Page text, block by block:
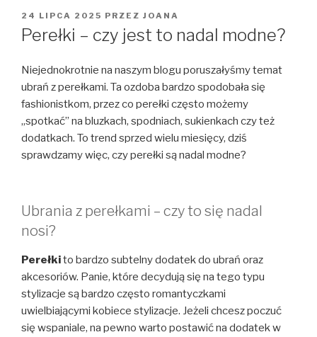
OPUBLIKOWANE
W
24 LIPCA 2025 PRZEZ JOANA
Perełki – czy jest to nadal modne?
Niejednokrotnie na naszym blogu poruszałyśmy temat
ubrań z perełkami. Ta ozdoba bardzo spodobała się
fashionistkom, przez co perełki często możemy
„spotkać” na bluzkach, spodniach, sukienkach czy też
dodatkach. To trend sprzed wielu miesięcy, dziś
sprawdzamy więc, czy perełki są nadal modne?
Ubrania z perełkami – czy to się nadal
nosi?
Perełkito bardzo subtelny dodatek do ubrań oraz
akcesoriów. Panie, które decydują się na tego typu
stylizacje są bardzo często romantyczkami
uwielbiającymi kobiece stylizacje. Jeżeli chcesz poczuć
się wspaniale, na pewno warto postawić na dodatek w